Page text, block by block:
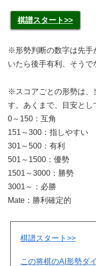
棋譜スタート>>
※形勢判断の数字は先手
いたら後手有利、そうで
※スコアごとの形勢は、
す。あくまで、目安とし
0～150：互角
151～300：指しやすい
301～500：有利
501～1500：優勢
1501～3000：勝勢
3001～：必勝
Mate：勝利確定的
棋譜スタート>>
この将棋のAI形勢ダ